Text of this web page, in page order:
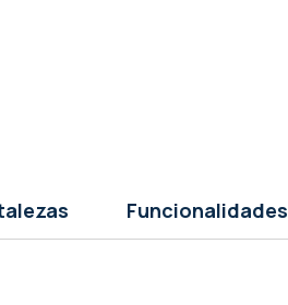
Funcionalidades